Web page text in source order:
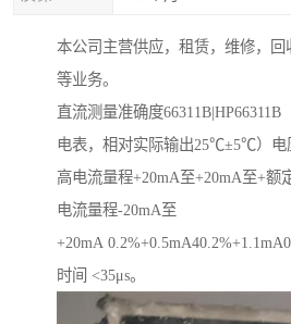
本公司主营供应，租赁，维修，
等业务。
直流测量准确度66311B|HP66311B
电表，相对实际输出25℃±5℃）电
高电流量程+20mA至+20mA至+额
电流量程-20mA至
+20mA
时间 <35μs。